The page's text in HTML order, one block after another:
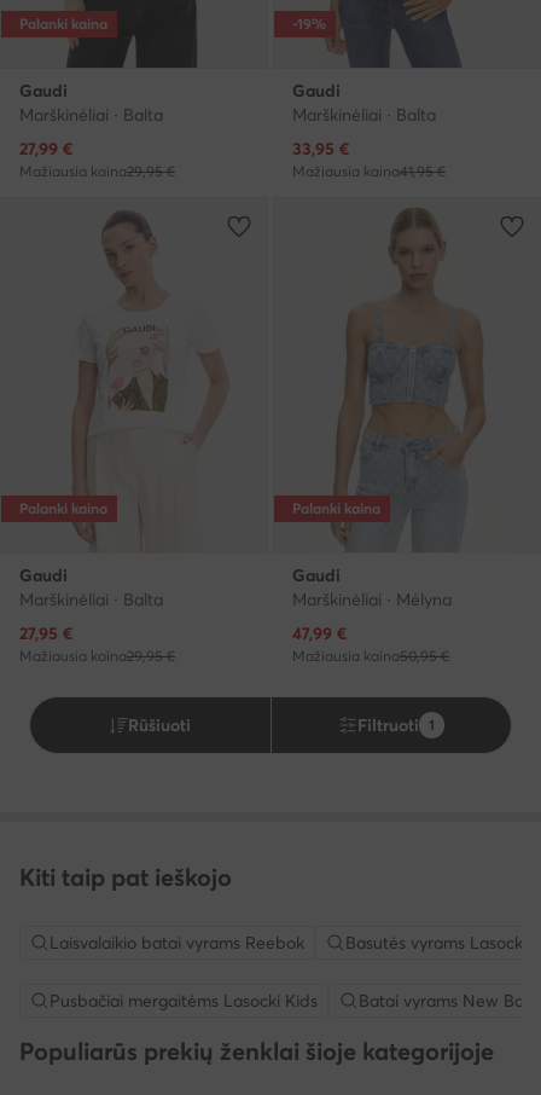
Palanki kaina
Gaudi
Marškinėliai · Balta
Dabartinė kaina
27,99 €
Mažiausia kaina29,95 €
-19%
Gaudi
Marškinėliai · Balta
Dabartinė kaina
33,95 €
Mažiausia kaina41,95 €
Palanki kaina
Gaudi
Marškinėliai · Balta
Dabartinė kaina
27,95 €
Mažiausia kaina29,95 €
Palanki kaina
Gaudi
Marškinėliai · Mėlyna
Dabartinė kaina
47,99 €
Mažiausia kaina50,95 €
Rūšiuoti Filtruoti 1
Kiti taip pat ieškojo
Laisvalaikio batai vyrams Reebok Basutės vyrams Lasocki
Pusbačiai mergaitėms Lasocki Kids Batai vyrams New
Populiarūs prekių ženklai šioje kategorijoje